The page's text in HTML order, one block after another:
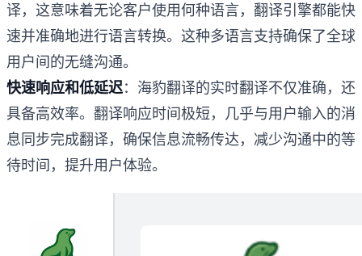
译，这意味着无论客户使用何种语言，翻译引擎都能快
速并准确地进行语言转换。这种多语言支持确保了全球
用户间的无缝沟通。
快速响应和低延迟：海豹翻译的实时翻译不仅准确，还
具备高效率。翻译响应时间极短，几乎与用户输入的消
息同步完成翻译，确保信息流畅传达，减少沟通中的等
待时间，提升用户体验。